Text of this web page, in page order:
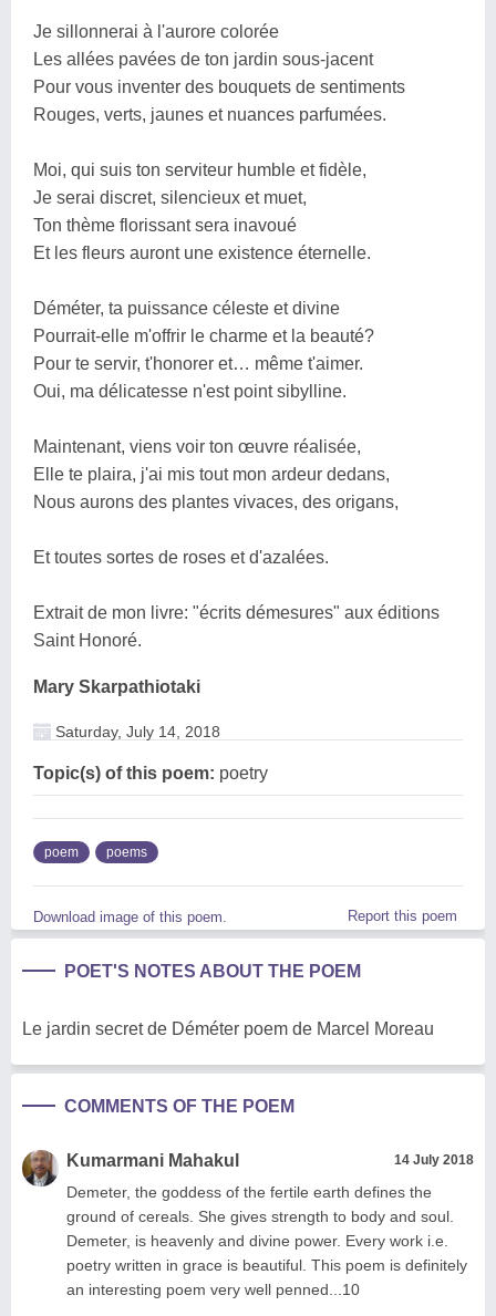
Je sillonnerai à l'aurore colorée
Les allées pavées de ton jardin sous-jacent
Pour vous inventer des bouquets de sentiments
Rouges, verts, jaunes et nuances parfumées.
Moi, qui suis ton serviteur humble et fidèle,
Je serai discret, silencieux et muet,
Ton thème florissant sera inavoué
Et les fleurs auront une existence éternelle.
Déméter, ta puissance céleste et divine
Pourrait-elle m'offrir le charme et la beauté?
Pour te servir, t'honorer et… même t'aimer.
Oui, ma délicatesse n'est point sibylline.
Maintenant, viens voir ton œuvre réalisée,
Elle te plaira, j'ai mis tout mon ardeur dedans,
Nous aurons des plantes vivaces, des origans,
Et toutes sortes de roses et d'azalées.
Extrait de mon livre: "écrits démesures" aux éditions
Saint Honoré.
Mary Skarpathiotaki
Saturday, July 14, 2018
Topic(s) of this poem: poetry
poem poems
Download image of this poem. Report this poem
POET'S NOTES ABOUT THE POEM
Le jardin secret de Déméter poem de Marcel Moreau
COMMENTS OF THE POEM
Kumarmani Mahakul 14 July 2018
Demeter, the goddess of the fertile earth defines the
ground of cereals. She gives strength to body and soul.
Demeter, is heavenly and divine power. Every work i.e.
poetry written in grace is beautiful. This poem is definitely
an interesting poem very well penned...10